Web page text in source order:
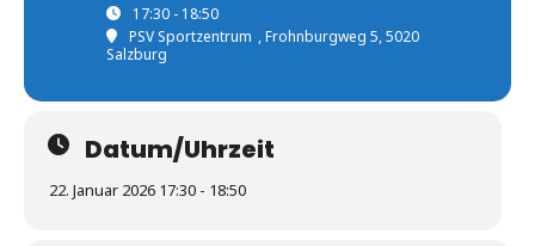
17:30 - 18:50
PSV Sportzentrum , Frohnburgweg 5, 5020
Salzburg
Datum/Uhrzeit
22. Januar 2026 17:30 - 18:50